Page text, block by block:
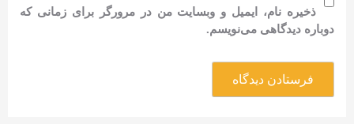
ذخیره نام، ایمیل و وبسایت من در مرورگر برای زمانی که
دوباره دیدگاهی می‌نویسم.